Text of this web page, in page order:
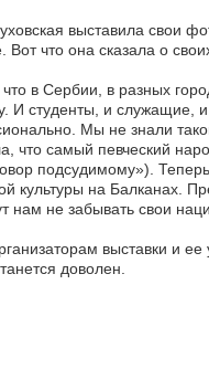
выставила свои
Вот что она сказала о
в Сербии, в разных
И студенты, и служащие,
Мы не знали
что самый певческий
подсудимому»).
культуры на Балканах.
нам не забывать свои
выставки и
доволен.